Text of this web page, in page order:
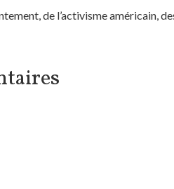
de l’activisme américain,